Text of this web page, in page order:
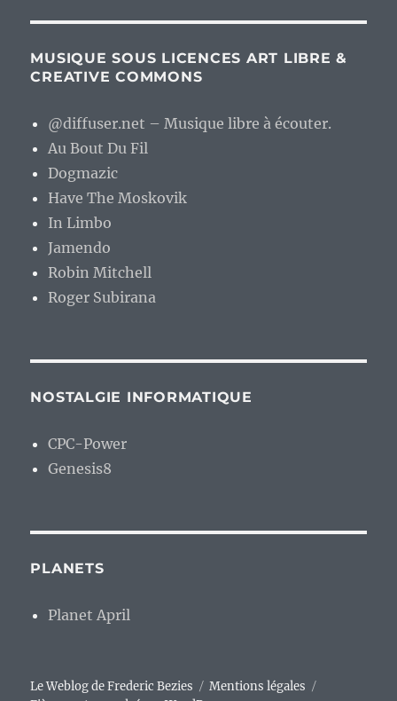
MUSIQUE SOUS LICENCES ART LIBRE &
CREATIVE COMMONS
@diffuser.net – Musique libre à écouter.
Au Bout Du Fil
Dogmazic
Have The Moskovik
In Limbo
Jamendo
Robin Mitchell
Roger Subirana
NOSTALGIE INFORMATIQUE
CPC-Power
Genesis8
PLANETS
Planet April
Le Weblog de Frederic Bezies
Mentions légales